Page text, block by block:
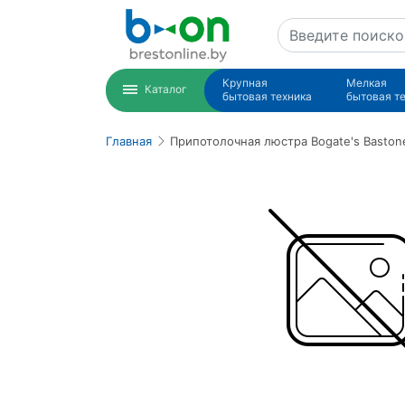
Каталог
Крупная
бытовая техника
Мелкая
бытовая
Главная Припотолочная люстра Bogate's